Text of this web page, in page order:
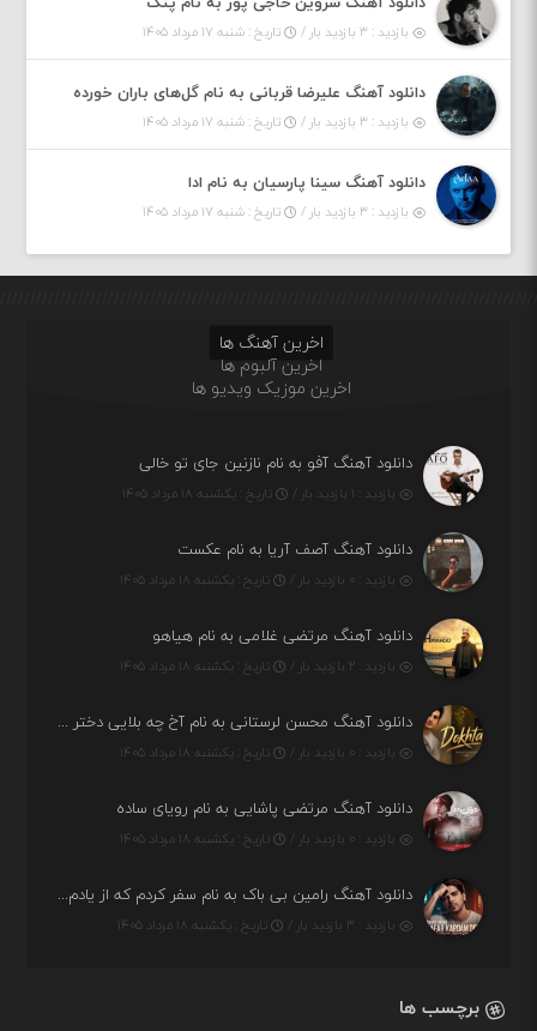
بازدید : ۳ بازدید بار / تاریخ : شنبه ۱۷ مرداد ۱۴۰۵
دانلود آهنگ علیرضا قربانی به نام گل‌های باران خورده
بازدید : ۳ بازدید بار / تاریخ : شنبه ۱۷ مرداد ۱۴۰۵
دانلود آهنگ سینا پارسیان به نام ادا
بازدید : ۳ بازدید بار / تاریخ : شنبه ۱۷ مرداد ۱۴۰۵
اخرین آهنگ ها
اخرین آلبوم ها
اخرین موزیک ویدیو ها
دانلود آهنگ آفو به نام نازنین جای تو خالی
بازدید : ۱ بازدید بار / تاریخ : یکشنبه ۱۸ مرداد ۱۴۰۵
دانلود آهنگ آصف آریا به نام عکست
بازدید : ۰ بازدید بار / تاریخ : یکشنبه ۱۸ مرداد ۱۴۰۵
دانلود آهنگ مرتضی غلامی به نام هیاهو
بازدید : ۲ بازدید بار / تاریخ : یکشنبه ۱۸ مرداد ۱۴۰۵
دانلود آهنگ محسن لرستانی به نام آخ چه بلایی دختر قشنگ و ماهی دختر (هوش مصنوعی)
بازدید : ۰ بازدید بار / تاریخ : یکشنبه ۱۸ مرداد ۱۴۰۵
دانلود آهنگ مرتضی پاشایی به نام رویای ساده
بازدید : ۰ بازدید بار / تاریخ : یکشنبه ۱۸ مرداد ۱۴۰۵
دانلود آهنگ رامین بی باک به نام سفر کردم که از یادم بری دیدم نمیشه
بازدید : ۳ بازدید بار / تاریخ : یکشنبه ۱۸ مرداد ۱۴۰۵
برچسب ها